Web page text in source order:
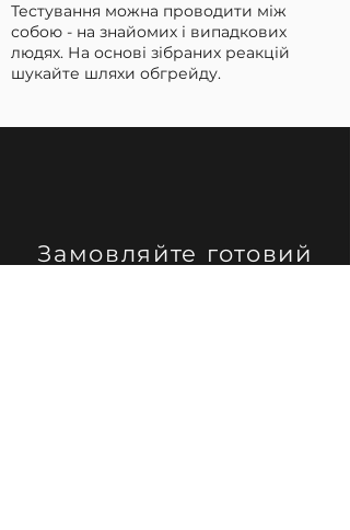
Тестування можна проводити між
собою - на знайомих і випадкових
людях. На основі зібраних реакцій
шукайте шляхи обгрейду.
Замовляйте готовий